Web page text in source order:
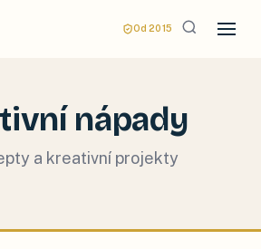
Od 2015
nápady
a kreativní projekty